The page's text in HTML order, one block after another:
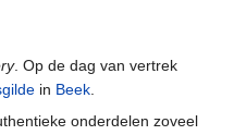
. Op de dag van vertrek
in Beek.
onderdelen zoveel